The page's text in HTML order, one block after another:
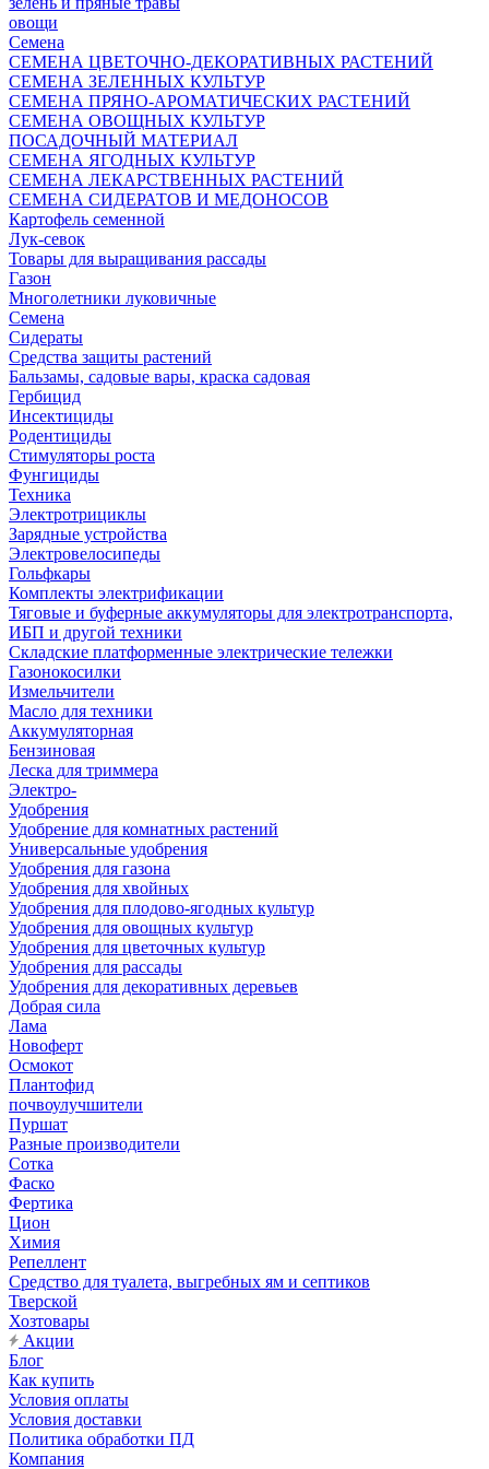
овощи
Семена
СЕМЕНА ЦВЕТОЧНО-ДЕКОРАТИВНЫХ РАСТЕНИЙ
СЕМЕНА ЗЕЛЕННЫХ КУЛЬТУР
СЕМЕНА ПРЯНО-АРОМАТИЧЕСКИХ РАСТЕНИЙ
СЕМЕНА ОВОЩНЫХ КУЛЬТУР
ПОСАДОЧНЫЙ МАТЕРИАЛ
СЕМЕНА ЯГОДНЫХ КУЛЬТУР
СЕМЕНА ЛЕКАРСТВЕННЫХ РАСТЕНИЙ
СЕМЕНА СИДЕРАТОВ И МЕДОНОСОВ
Картофель семенной
Лук-севок
Товары для выращивания рассады
Газон
Многолетники луковичные
Семена
Сидераты
Средства защиты растений
Бальзамы, садовые вары, краска садовая
Гербицид
Инсектициды
Родентициды
Стимуляторы роста
Фунгициды
Техника
Электротрициклы
Зарядные устройства
Электровелосипеды
Гольфкары
Комплекты электрификации
Тяговые и буферные аккумуляторы для электротранспорта,
ИБП и другой техники
Складские платформенные электрические тележки
Газонокосилки
Измельчители
Масло для техники
Аккумуляторная
Бензиновая
Леска для триммера
Электро-
Удобрения
Удобрение для комнатных растений
Универсальные удобрения
Удобрения для газона
Удобрения для хвойных
Удобрения для плодово-ягодных культур
Удобрения для овощных культур
Удобрения для цветочных культур
Удобрения для рассады
Удобрения для декоративных деревьев
Добрая сила
Лама
Новоферт
Осмокот
Плантофид
почвоулучшители
Пуршат
Разные производители
Сотка
Фаско
Фертика
Цион
Химия
Репеллент
Средство для туалета, выгребных ям и септиков
Тверской
Хозтовары
Акции
Блог
Как купить
Условия оплаты
Условия доставки
Политика обработки ПД
Компания